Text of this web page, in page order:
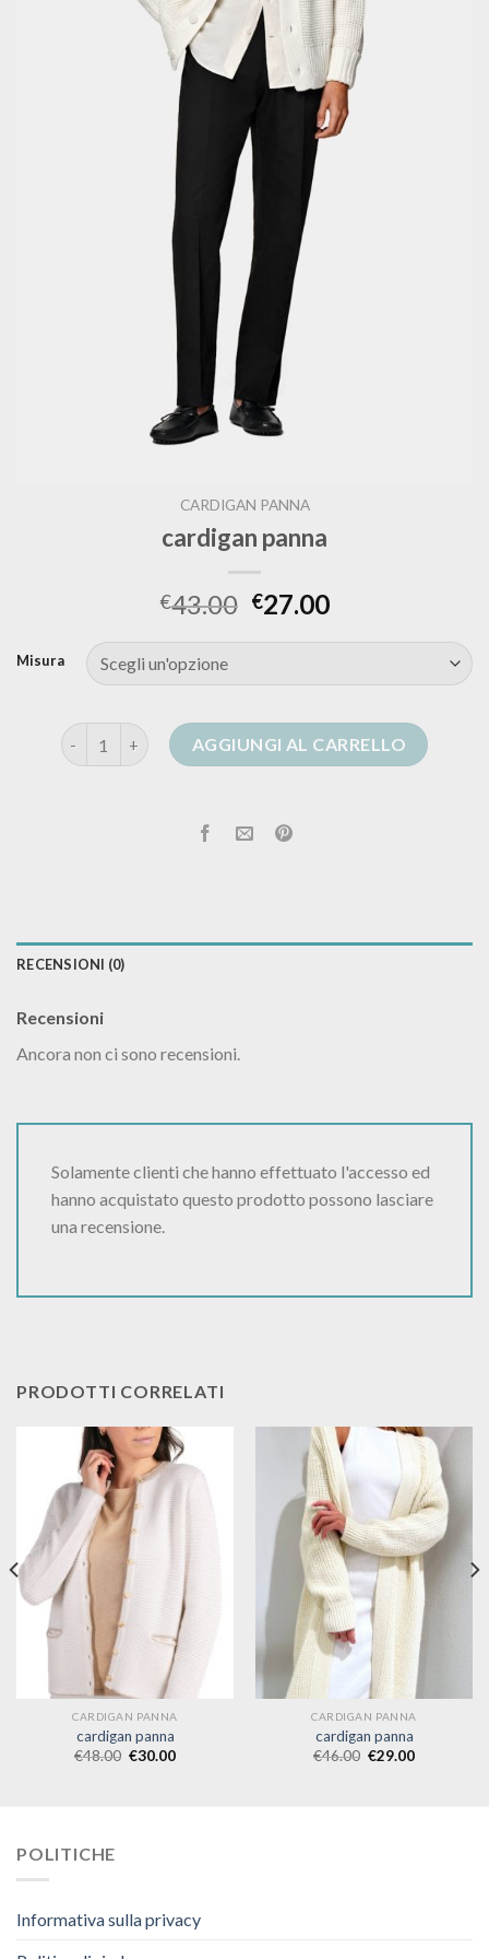
CARDIGAN PANNA
cardigan panna
€43.00 €27.00
Misura
cardigan panna quantitàAGGIUNGI AL CARRELLO
RECENSIONI (0)
Recensioni
Ancora non ci sono recensioni.
Solamente clienti che hanno effettuato l'accesso ed
hanno acquistato questo prodotto possono lasciare
una recensione.
PRODOTTI CORRELATI
CARDIGAN PANNA
cardigan panna
€48.00 €30.00
CARDIGAN PANNA
cardigan panna
€46.00 €29.00
POLITICHE
Informativa sulla privacy